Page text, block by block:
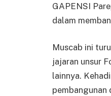
GAPENSI
dalam
Muscab ini
jajaran unsur
lainnya.
pembangunan